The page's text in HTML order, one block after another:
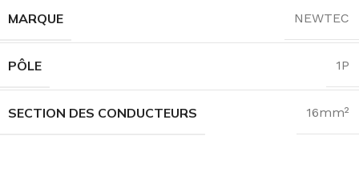
MARQUE NEWTEC
PÔLE 1P
SECTION DES CONDUCTEURS 16mm²